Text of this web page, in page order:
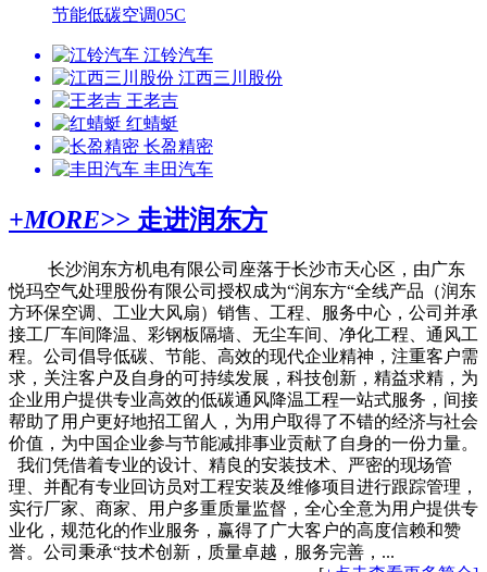
节能低碳空调05C
江铃汽车
江西三川股份
王老吉
红蜻蜓
长盈精密
丰田汽车
+MORE>> 走进润东方
长沙润东方机电有限公司座落于长沙市天心区，由广东
悦玛空气处理股份有限公司授权成为“润东方“全线产品（润东
方环保空调、工业大风扇）销售、工程、服务中心，公司并承
接工厂车间降温、彩钢板隔墙、无尘车间、净化工程、通风工
程。公司倡导低碳、节能、高效的现代企业精神，注重客户需
求，关注客户及自身的可持续发展，科技创新，精益求精，为
企业用户提供专业高效的低碳通风降温工程一站式服务，间接
帮助了用户更好地招工留人，为用户取得了不错的经济与社会
价值，为中国企业参与节能减排事业贡献了自身的一份力量。
我们凭借着专业的设计、精良的安装技术、严密的现场管
理、并配有专业回访员对工程安装及维修项目进行跟踪管理，
实行厂家、商家、用户多重质量监督，全心全意为用户提供专
业化，规范化的作业服务，赢得了广大客户的高度信赖和赞
誉。公司秉承“技术创新，质量卓越，服务完善，...